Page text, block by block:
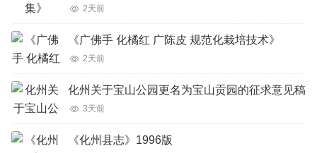
2天前
《广佛手 化橘红 广陈皮 规范化栽培技术》
2天前
化州关于宝山公园更名为宝山贡园的征求意见稿
3天前
《化州县志》1996版